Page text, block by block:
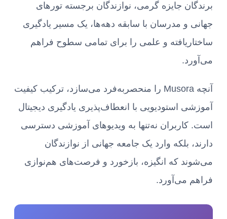
برندگان جایزه گرمی، نوازندگان برجسته تورهای
جهانی و مدرسان با سابقه دهه‌ها، یک مسیر یادگیری
ساختاریافته و علمی را برای تمامی سطوح فراهم
می‌آورد.
آنچه Musora را منحصربه‌فرد می‌سازد، ترکیب کیفیت
آموزشی استودیویی با انعطاف‌پذیری یادگیری دیجیتال
است. کاربران نه‌تنها به ویدیوهای آموزشی دسترسی
دارند، بلکه وارد یک جامعه جهانی از نوازندگان
می‌شوند که انگیزه، بازخورد و فرصت‌های هم‌نوازی
فراهم می‌آورد.